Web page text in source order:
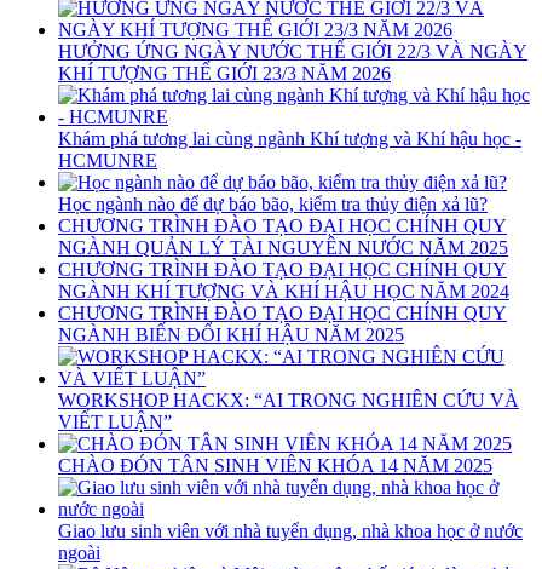
HƯỞNG ỨNG NGÀY NƯỚC THẾ GIỚI 22/3 VÀ NGÀY
KHÍ TƯỢNG THẾ GIỚI 23/3 NĂM 2026
Khám phá tương lai cùng ngành Khí tượng và Khí hậu học -
HCMUNRE
Học ngành nào để dự báo bão, kiểm tra thủy điện xả lũ?
CHƯƠNG TRÌNH ĐÀO TẠO ĐẠI HỌC CHÍNH QUY
NGÀNH QUẢN LÝ TÀI NGUYÊN NƯỚC NĂM 2025
CHƯƠNG TRÌNH ĐÀO TẠO ĐẠI HỌC CHÍNH QUY
NGÀNH KHÍ TƯỢNG VÀ KHÍ HẬU HỌC NĂM 2024
CHƯƠNG TRÌNH ĐÀO TẠO ĐẠI HỌC CHÍNH QUY
NGÀNH BIẾN ĐỔI KHÍ HẬU NĂM 2025
WORKSHOP HACKX: “AI TRONG NGHIÊN CỨU VÀ
VIẾT LUẬN”
CHÀO ĐÓN TÂN SINH VIÊN KHÓA 14 NĂM 2025
Giao lưu sinh viên với nhà tuyển dụng, nhà khoa học ở nước
ngoài